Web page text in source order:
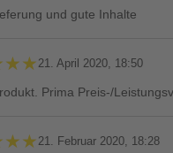
und gute Inhalte
21. April 2020, 18:50
Prima Preis-/
21. Februar 2020, 18:28